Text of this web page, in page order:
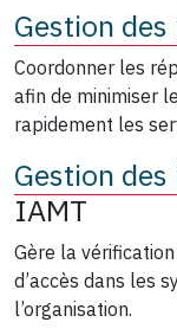
Gestion
Coordonner les
afin de minimiser
rapidement les
Gestion
IAMT
Gère la
d’accès dans les
l’organisation.